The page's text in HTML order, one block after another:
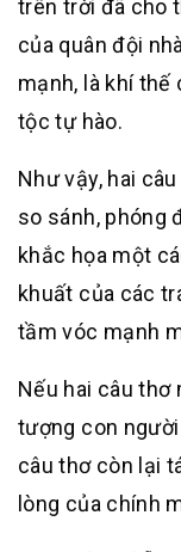
trên trời đã cho
của quân đội
mạnh, là khí thế
tộc tự hào.
Như vậy, hai
so sánh, phóng
khắc họa một
khuất của các
tầm vóc mạnh
Nếu hai câu thơ
tượng con
câu thơ còn lại
lòng của chính